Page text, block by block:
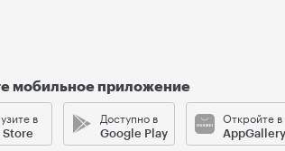
мобильное приложение
в
Store
Доступно в
Google Play
Откройте в
AppGallery